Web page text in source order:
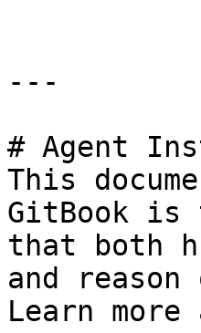
---
# Agent
This
GitBook is
that both
and
Learn